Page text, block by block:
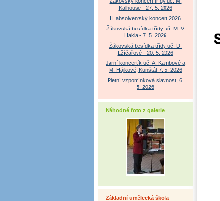
Kalhouse - 27. 5. 2026
II. absolventský koncert 2026
Žákovská besídka třídy uč. M. V.
Hakla - 7. 5. 2026
Žákovská besídka třídy uč. D.
Lžíčařové - 20. 5. 2026
Jarní koncertík uč. A. Kambové a
M. Hájkové, Kunštát 7. 5. 2026
Pietní vzpomínková slavnost, 6.
5. 2026
Náhodné foto z galerie
Základní umělecká škola